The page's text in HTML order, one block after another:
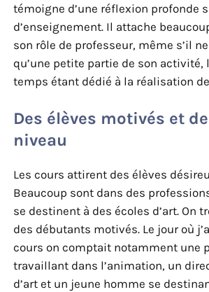
témoigne d’une réflexion profonde
d’enseignement. Il attache
son rôle de professeur, même s’il
qu’une petite partie de son activité,
temps étant dédié à la réalisation
Des élèves motivés et
niveau
Les cours attirent des élèves
Beaucoup sont dans des
se destinent à des écoles d’art. On
des débutants motivés. Le jour où
cours on comptait notamment une
travaillant dans l’animation, un
d’art et un jeune homme se